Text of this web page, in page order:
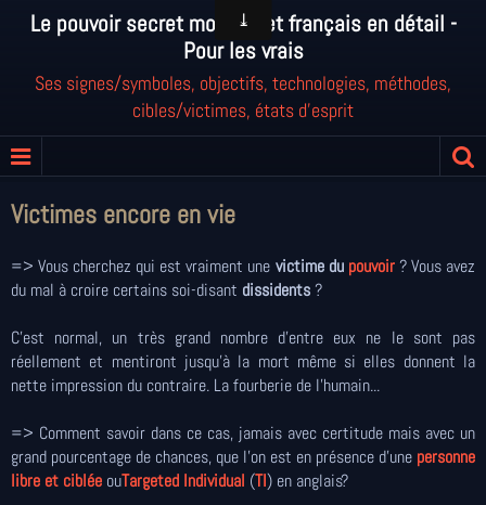
Le pouvoir secret mondial et français en détail -
Pour les vrais
Ses signes/symboles, objectifs, technologies, méthodes,
cibles/victimes, états d'esprit
Victimes encore en vie
=> Vous cherchez qui est vraiment une victime du pouvoir ? Vous avez
du mal à croire certains soi-disant dissidents ?
C'est normal, un très grand nombre d'entre eux ne le sont pas
réellement et mentiront jusqu'à la mort même si elles donnent la
nette impression du contraire. La fourberie de l'humain...
=> Comment savoir dans ce cas, jamais avec certitude mais avec un
grand pourcentage de chances, que l'on est en présence d'une personne
libre et ciblée ouTargeted Individual (TI) en anglais?